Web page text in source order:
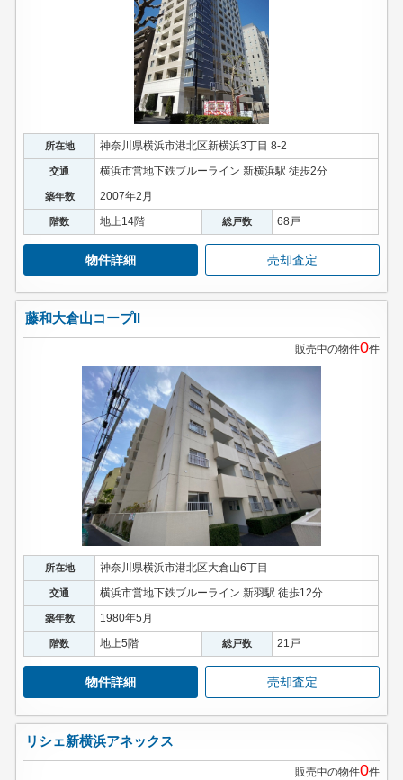
所在地 神奈川県横浜市港北区新横浜3丁目 8-2
交通 横浜市営地下鉄ブルーライン 新横浜駅 徒歩2分
築年数 2007年2月
階数 地上14階 総戸数 68戸
物件詳細 売却査定
藤和大倉山コープII
販売中の物件0件
所在地 神奈川県横浜市港北区大倉山6丁目
交通 横浜市営地下鉄ブルーライン 新羽駅 徒歩12分
築年数 1980年5月
階数 地上5階 総戸数 21戸
物件詳細 売却査定
リシェ新横浜アネックス
販売中の物件0件